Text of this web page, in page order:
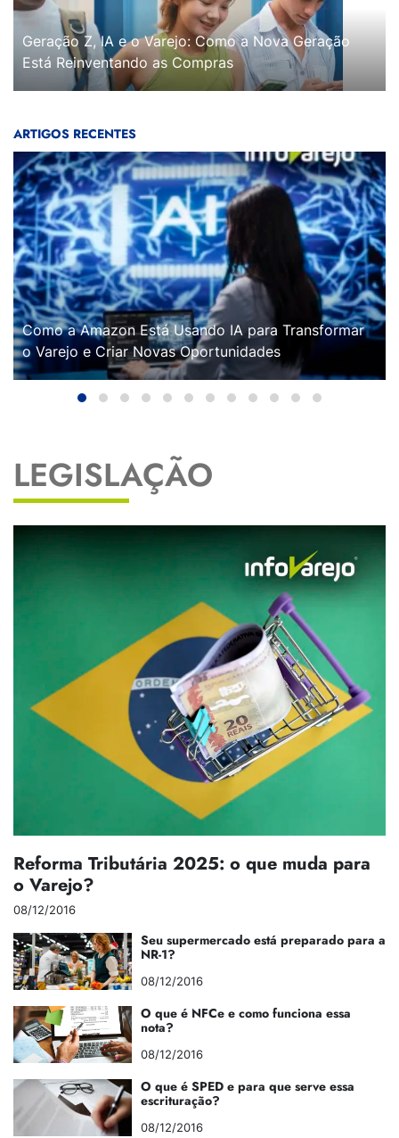
Geração Z, IA e o Varejo: Como a Nova Geração
Está Reinventando as Compras
ARTIGOS RECENTES
Como a Amazon Está Usando IA para Transformar
o Varejo e Criar Novas Oportunidades
LEGISLAÇÃO
Reforma Tributária 2025: o que muda para
o Varejo?
08/12/2016
Seu supermercado está preparado para a
NR-1?
08/12/2016
O que é NFCe e como funciona essa
nota?
08/12/2016
O que é SPED e para que serve essa
escrituração?
08/12/2016